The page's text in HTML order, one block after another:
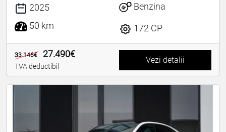
2025
50 km
Benzina
172 CP
33.146€ 27.490€
TVA deductibil
Vezi detalii